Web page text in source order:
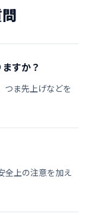
すか？
つま先上げなどを
全上の注意を加え